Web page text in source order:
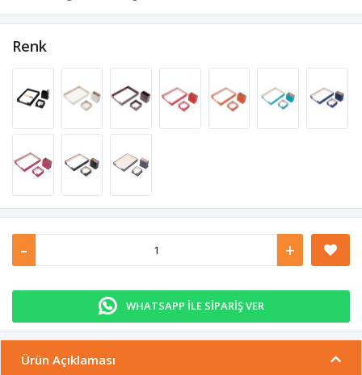
Renk
- +
WHATSAPP İLE SİPARİŞ VER
Ürün Açıklaması